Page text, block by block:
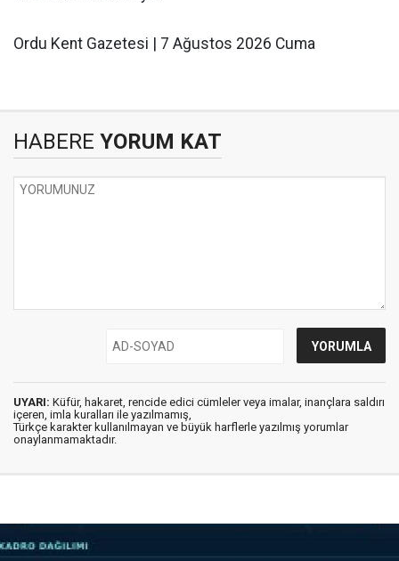
Ordu Kent Gazetesi | 7 Ağustos 2026 Cuma
HABERE YORUM KAT
UYARI: Küfür, hakaret, rencide edici cümleler veya imalar, inançlara saldırı
içeren, imla kuralları ile yazılmamış,
Türkçe karakter kullanılmayan ve büyük harflerle yazılmış yorumlar
onaylanmamaktadır.